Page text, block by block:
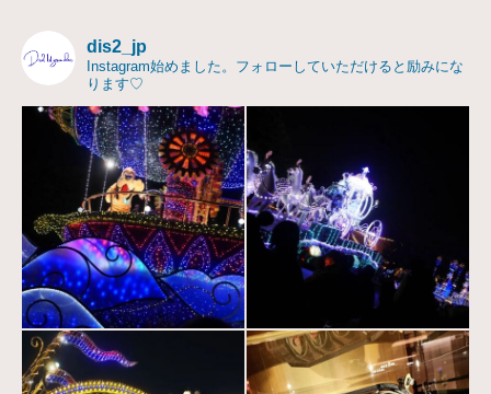
dis2_jp
Instagram始めました。フォローしていただけると励みにな
ります♡